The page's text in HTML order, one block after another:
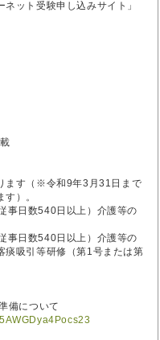
ット受験申し込みサイト」
ます（※令和9年3月31日まで
）。
日数540日以上）介護等の
日数540日以上）介護等の
痰吸引等研修（第1号または第
備について